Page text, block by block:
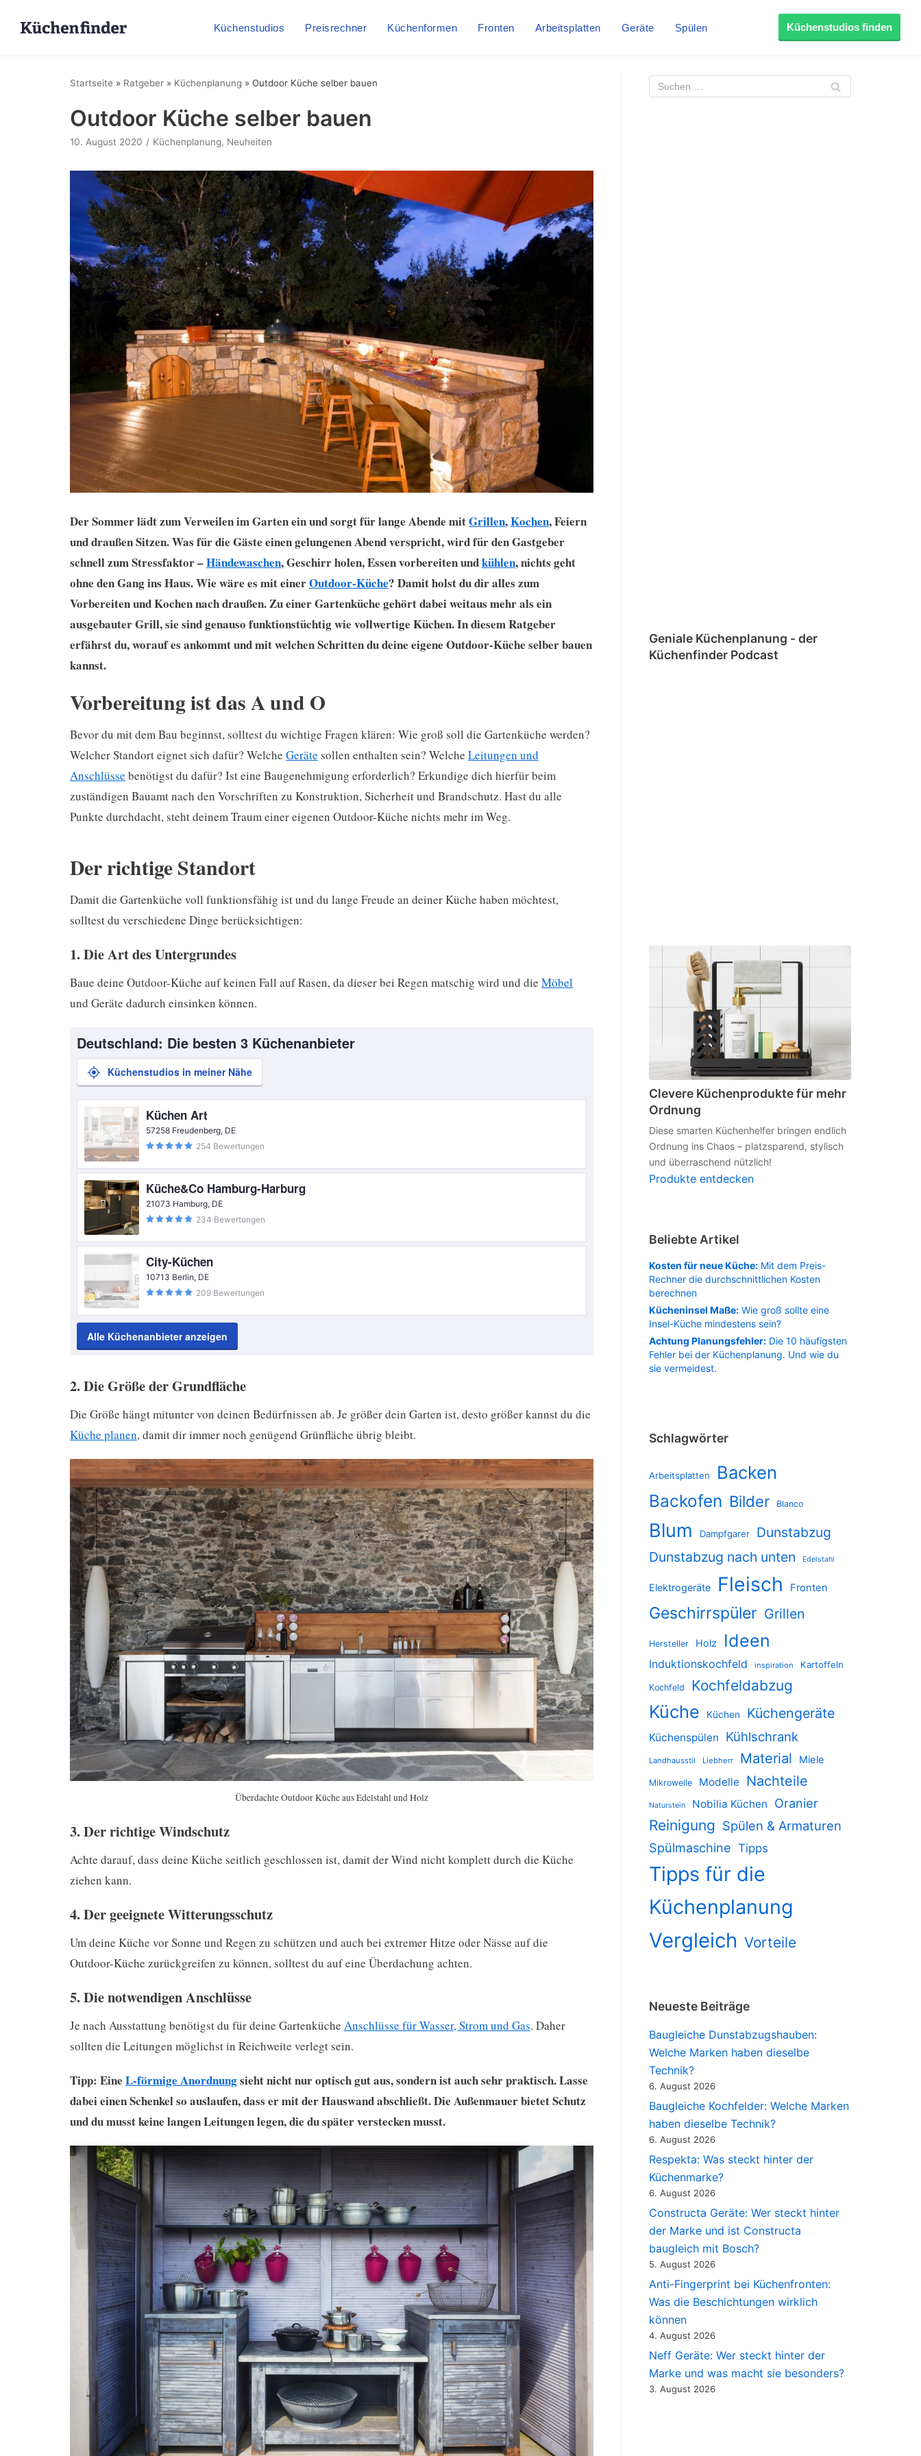
Küchenstudios Preisrechner Küchenformen Fronten Arbeitsplatten Geräte Spülen Küchenstudios finden
Startseite » Ratgeber » Küchenplanung » Outdoor Küche selber bauen
Outdoor Küche selber bauen
10. August 2020 Küchenplanung, Neuheiten
Der Sommer lädt zum Verweilen im Garten ein und sorgt für lange Abende mitGrillen,Kochen, Feiern
und draußen Sitzen. Was für die Gäste einen gelungenen Abend verspricht, wird für den Gastgeber
schnell zum Stressfaktor –Händewaschen, Geschirr holen, Essen vorbereiten undkühlen, nichts geht
ohne den Gang ins Haus. Wie wäre es mit einerOutdoor-Küche? Damit holst du dir alles zum
Vorbereiten und Kochen nach draußen. Zu einer Gartenküche gehört dabei weitaus mehr als ein
ausgebauter Grill, sie sind genauso funktionstüchtig wie vollwertige Küchen. In diesem Ratgeber
erfährst du, worauf es ankommt und mit welchen Schritten du deine eigene Outdoor-Küche selber bauen
kannst.
Vorbereitung ist das A und O
Bevor du mit dem Bau beginnst, solltest du wichtige Fragen klären: Wie groß soll die Gartenküche werden?
Welcher Standort eignet sich dafür? Welche Geräte sollen enthalten sein? Welche Leitungen und
Anschlüsse benötigst du dafür? Ist eine Baugenehmigung erforderlich? Erkundige dich hierfür beim
zuständigen Bauamt nach den Vorschriften zu Konstruktion, Sicherheit und Brandschutz. Hast du alle
Punkte durchdacht, steht deinem Traum einer eigenen Outdoor-Küche nichts mehr im Weg.
Der richtige Standort
Damit die Gartenküche voll funktionsfähig ist und du lange Freude an deiner Küche haben möchtest,
solltest du verschiedene Dinge berücksichtigen:
1. Die Art des Untergrundes
Baue deine Outdoor-Küche auf keinen Fall auf Rasen, da dieser bei Regen matschig wird und die Möbel
und Geräte dadurch einsinken können.
Deutschland: Die besten 3 Küchenanbieter
Küchenstudios in meiner Nähe
Küchen Art
57258 Freudenberg, DE
254 Bewertungen
Küche&Co Hamburg-Harburg
21073 Hamburg, DE
234 Bewertungen
City-Küchen
10713 Berlin, DE
209 Bewertungen
Alle Küchenanbieter anzeigen
2. Die Größe der Grundfläche
Die Größe hängt mitunter von deinen Bedürfnissen ab. Je größer dein Garten ist, desto größer kannst du die
Küche planen, damit dir immer noch genügend Grünfläche übrig bleibt.
Überdachte Outdoor Küche aus Edelstahl und Holz
3. Der richtige Windschutz
Achte darauf, dass deine Küche seitlich geschlossen ist, damit der Wind nicht komplett durch die Küche
ziehen kann.
4. Der geeignete Witterungsschutz
Um deine Küche vor Sonne und Regen zu schützen und auch bei extremer Hitze oder Nässe auf die
Outdoor-Küche zurückgreifen zu können, solltest du auf eine Überdachung achten.
5. Die notwendigen Anschlüsse
Je nach Ausstattung benötigst du für deine Gartenküche Anschlüsse für Wasser, Strom und Gas. Daher
sollten die Leitungen möglichst in Reichweite verlegt sein.
Tipp: Eine L-förmige Anordnungsieht nicht nur optisch gut aus, sondern ist auch sehr praktisch. Lasse
dabei einen Schenkel so auslaufen, dass er mit der Hauswand abschließt. Die Außenmauer bietet Schutz
und du musst keine langen Leitungen legen, die du später verstecken musst.
Geniale Küchenplanung - der
Küchenfinder Podcast
Clevere Küchenprodukte für mehr
Ordnung
Diese smarten Küchenhelfer bringen endlich
Ordnung ins Chaos – platzsparend, stylisch
und überraschend nützlich!
Produkte entdecken
Beliebte Artikel
Kosten für neue Küche: Mit dem Preis-
Rechner die durchschnittlichen Kosten
berechnen
Kücheninsel Maße: Wie groß sollte eine
Insel-Küche mindestens sein?
Achtung Planungsfehler: Die 10 häufigsten
Fehler bei der Küchenplanung. Und wie du
sie vermeidest.
Schlagwörter
Arbeitsplatten Backen
Backofen Bilder Blanco
Blum Dampfgarer
Dunstabzug
Dunstabzug nach unten
Edelstahl
Elektrogeräte Fleisch Fronten
Geschirrspüler Grillen
Hersteller Holz Ideen
Induktionskochfeld inspiration Kartoffeln
Kochfeld Kochfeldabzug
Küche Küchen Küchengeräte
Küchenspülen Kühlschrank
Landhausstil Liebherr Material Miele
Mikrowelle Modelle Nachteile
Naturstein Nobilia Küchen Oranier
Reinigung Spülen & Armaturen
Spülmaschine Tipps
Tipps für die
Küchenplanung
Vergleich Vorteile
Neueste Beiträge
Baugleiche Dunstabzugshauben:
Welche Marken haben dieselbe
Technik?
6. August 2026
Baugleiche Kochfelder: Welche Marken
haben dieselbe Technik?
6. August 2026
Respekta: Was steckt hinter der
Küchenmarke?
6. August 2026
Constructa Geräte: Wer steckt hinter
der Marke und ist Constructa
baugleich mit Bosch?
5. August 2026
Anti-Fingerprint bei Küchenfronten:
Was die Beschichtungen wirklich
können
4. August 2026
Neff Geräte: Wer steckt hinter der
Marke und was macht sie besonders?
3. August 2026